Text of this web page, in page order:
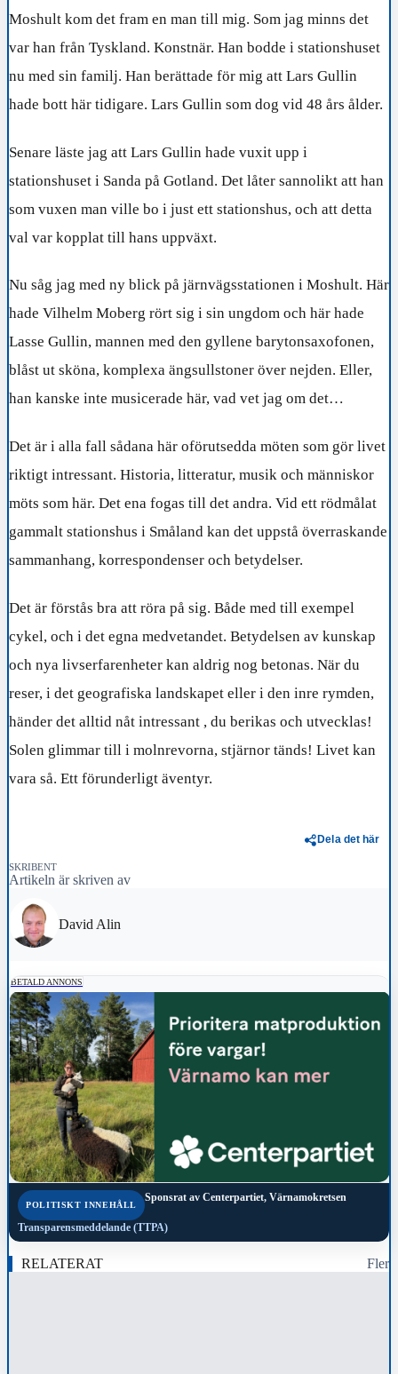
Moshult kom det fram en man till mig. Som jag minns det
var han från Tyskland. Konstnär. Han bodde i stationshuset
nu med sin familj. Han berättade för mig att Lars Gullin
hade bott här tidigare. Lars Gullin som dog vid 48 års ålder.
Senare läste jag att Lars Gullin hade vuxit upp i
stationshuset i Sanda på Gotland. Det låter sannolikt att han
som vuxen man ville bo i just ett stationshus, och att detta
val var kopplat till hans uppväxt.
Nu såg jag med ny blick på järnvägsstationen i Moshult. Här
hade Vilhelm Moberg rört sig i sin ungdom och här hade
Lasse Gullin, mannen med den gyllene barytonsaxofonen,
blåst ut sköna, komplexa ängsullstoner över nejden. Eller,
han kanske inte musicerade här, vad vet jag om det…
Det är i alla fall sådana här oförutsedda möten som gör livet
riktigt intressant. Historia, litteratur, musik och människor
möts som här. Det ena fogas till det andra. Vid ett rödmålat
gammalt stationshus i Småland kan det uppstå överraskande
sammanhang, korrespondenser och betydelser.
Det är förstås bra att röra på sig. Både med till exempel
cykel, och i det egna medvetandet. Betydelsen av kunskap
och nya livserfarenheter kan aldrig nog betonas. När du
reser, i det geografiska landskapet eller i den inre rymden,
händer det alltid nåt intressant , du berikas och utvecklas!
Solen glimmar till i molnrevorna, stjärnor tänds! Livet kan
vara så. Ett förunderligt äventyr.
Dela det här
SKRIBENT
Artikeln är skriven av
David Alin
BETALD ANNONS
POLITISKT INNEHÅLL
Sponsrat av Centerpartiet, Värnamokretsen
Transparensmeddelande (TTPA)
RELATERAT Fler